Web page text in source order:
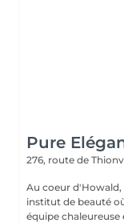
Pure
276, route de
Au coeur d'Howald,
institut de beauté
équipe chaleureuse